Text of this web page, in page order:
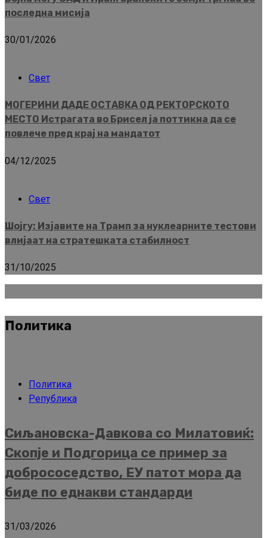
последна мисија
30/01/2026
Свет
МОГЕРИНИ ДАДЕ ОСТАВКА ОД РЕКТОРСКОТО
МЕСТО Истрагата во Брисел ја поттикна да се
повлече пред крај на мандатот
04/12/2025
Свет
Шојгу: Изјавите на Трамп за нуклеарните тестови
влијаат на стратешката стабилност
31/10/2025
Политика
Политика
Република
Сиљановска-Давкова со Милатовиќ:
Скопје и Подгорица се пример за
добрососедство, ЕУ патот мора да
биде по еднакви стандарди
31/03/2026